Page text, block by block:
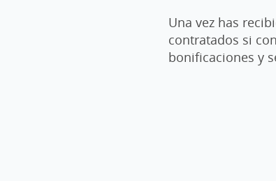
Una vez has
contratados si
bonificaciones y